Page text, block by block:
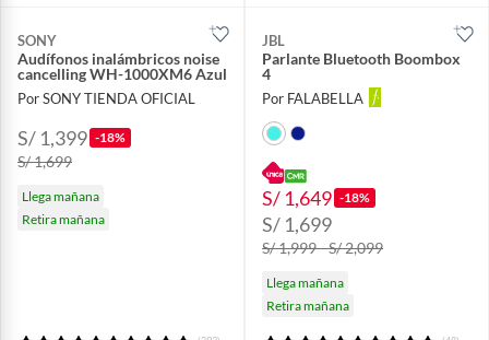
SONY
Audífonos inalámbricos noise
cancelling WH-1000XM6 Azul
Por SONY TIENDA OFICIAL
S/ 1,399 -18%
S/ 1,699
Llega mañana
Retira mañana
JBL
Parlante Bluetooth Boombox
4
Por FALABELLA
S/ 1,649 -18%
S/ 1,699
S/ 1,999 - S/ 2,099
Llega mañana
Retira mañana